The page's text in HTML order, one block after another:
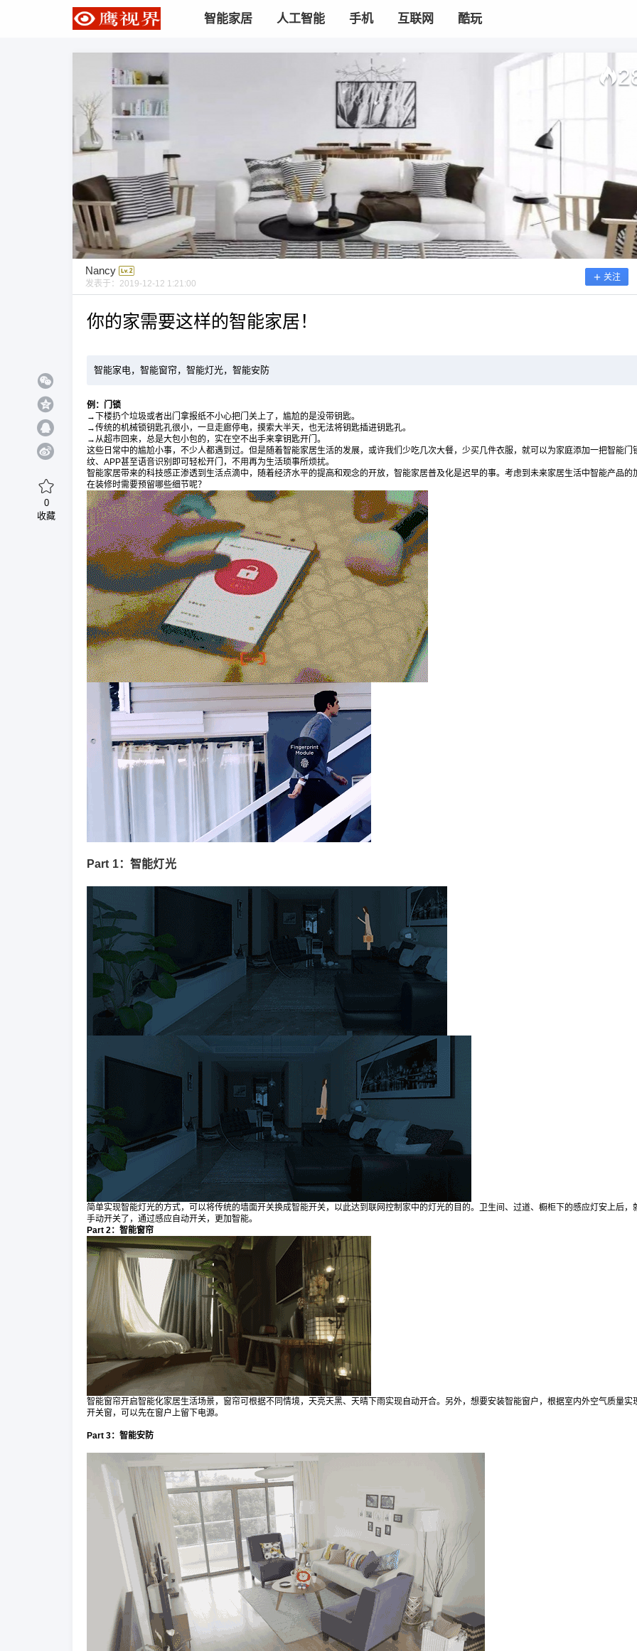
智能家居 人工智能 手机 互联网 酷玩
Nancy
发表于： 2019-12-12 1:21:00
关注
你的家需要这样的智能家居！
智能家电，智能窗帘，智能灯光，智能安防
例：门锁
→下楼扔个垃圾或者出门拿报纸不小心把门关上了，尴尬的是没带钥匙。
→传统的机械锁钥匙孔很小，一旦走廊停电，摸索大半天，也无法将钥匙插进钥匙孔。
→从超市回来，总是大包小包的，实在空不出手来拿钥匙开门。
这些日常中的尴尬小事，不少人都遇到过。但是随着智能家居生活的发展，或许我们少吃几次大餐，少买几件衣服，就可以为家庭添加一把智能门
纹、APP甚至语音识别即可轻松开门，不用再为生活琐事所烦扰。
智能家居带来的科技感正渗透到生活点滴中，随着经济水平的提高和观念的开放，智能家居普及化是迟早的事。考虑到未来家居生活中智能产品的
在装修时需要预留哪些细节呢？
Part 1：智能灯光
简单实现智能灯光的方式，可以将传统的墙面开关换成智能开关，以此达到联网控制家中的灯光的目的。卫生间、过道、橱柜下的感应灯安上后，
手动开关了，通过感应自动开关，更加智能。
Part 2：智能窗帘
智能窗帘开启智能化家居生活场景，窗帘可根据不同情境，天亮天黑、天晴下雨实现自动开合。另外，想要安装智能窗户，根据室内外空气质量实
开关窗，可以先在窗户上留下电源。
Part 3：智能安防
0
收藏
Nancy @ 鹰视界
智能家电，智能窗帘，智能灯光，智能安防
20 元 50 元 自定义
忘记密码？ 找回